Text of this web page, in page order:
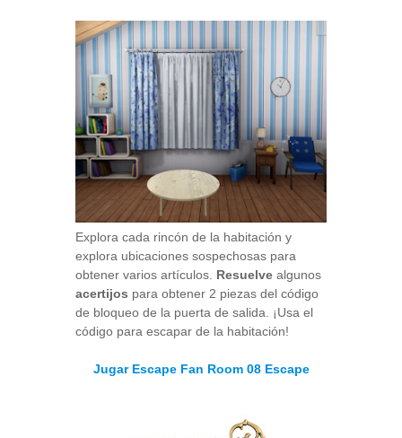
Explora cada rincón de la habitación y
explora ubicaciones sospechosas para
obtener varios artículos. Resuelve algunos
acertijos para obtener 2 piezas del código
de bloqueo de la puerta de salida. ¡Usa el
código para escapar de la habitación!
Jugar Escape Fan Room 08 Escape